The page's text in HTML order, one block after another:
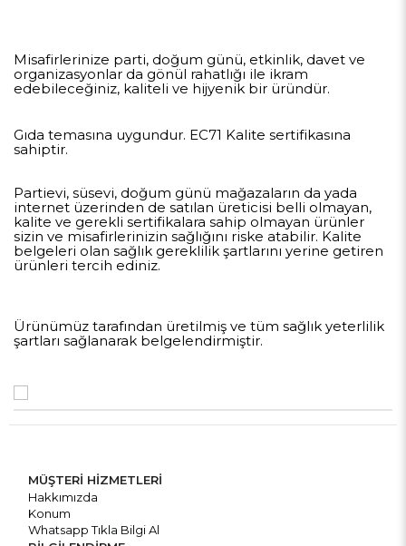
Misafirlerinize parti, doğum günü, etkinlik, davet ve
organizasyonlar da gönül rahatlığı ile ikram
edebileceğiniz, kaliteli ve hijyenik bir üründür.
Gıda temasına uygundur. EC71 Kalite sertifikasına
sahiptir.
Partievi, süsevi, doğum günü mağazaların da yada
internet üzerinden de satılan üreticisi belli olmayan,
kalite ve gerekli sertifikalara sahip olmayan ürünler
sizin ve misafirlerinizin sağlığını riske atabilir. Kalite
belgeleri olan sağlık gereklilik şartlarını yerine getiren
ürünleri tercih ediniz.
Ürünümüz tarafından üretilmiş ve tüm sağlık yeterlilik
şartları sağlanarak belgelendirmiştir.
MÜŞTERİ HİZMETLERİ
Hakkımızda
Konum
Whatsapp Tıkla Bilgi Al